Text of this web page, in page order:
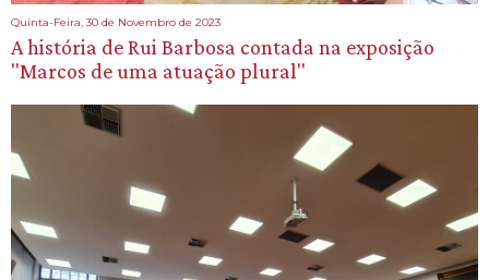
Quinta-Feira, 30 de Novembro de 2023
A história de Rui Barbosa contada na exposição
"Marcos de uma atuação plural"